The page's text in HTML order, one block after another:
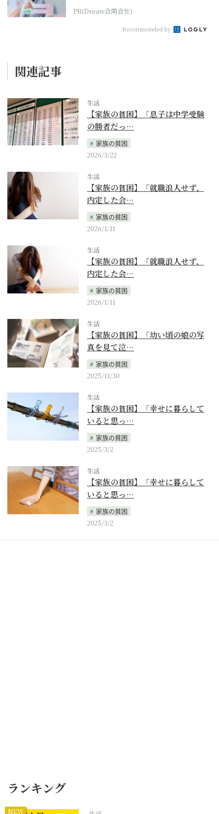
PR(Dreaw合同会社)
Recommended by
関連記事
生活
【家族の貧困】「息子は中学受験
の勝者だっ…
家族の貧困
2026/3/22
生活
【家族の貧困】「就職浪人せず、
内定した会…
家族の貧困
2026/1/11
生活
【家族の貧困】「就職浪人せず、
内定した会…
家族の貧困
2026/1/11
生活
【家族の貧困】「幼い頃の娘の写
真を見て泣…
家族の貧困
2025/11/30
生活
【家族の貧困】「幸せに暮らして
いると思っ…
家族の貧困
2025/3/2
生活
【家族の貧困】「幸せに暮らして
いると思っ…
家族の貧困
2025/3/2
ランキング
NEW